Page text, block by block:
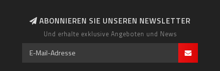
ABONNIEREN SIE UNSEREN NEWSLETTER
Und erhalte exklusive Angeboten und News